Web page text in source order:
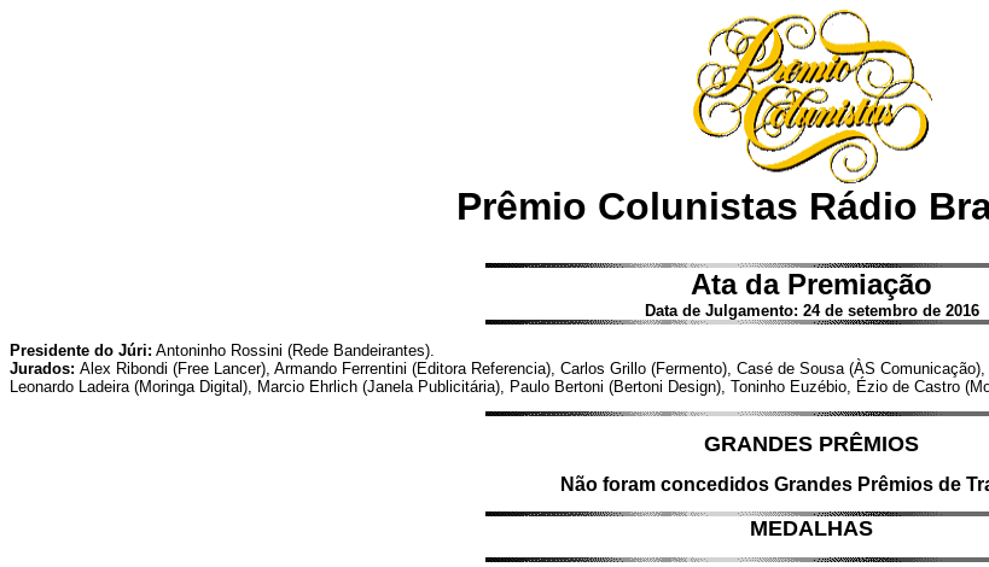
Prêmio Colunistas Rádio
Ata da Premiação
Data de Julgamento: 24 de setembro de 2016
Presidente do Júri: Antoninho Rossini (Rede Bandeirantes).
Jurados: Alex Ribondi (Free Lancer), Armando Ferrentini (Editora Referencia), Carlos Grillo (Fermento), Casé de Sousa (ÀS
Leonardo Ladeira (Moringa Digital), Marcio Ehrlich (Janela Publicitária), Paulo Bertoni (Bertoni Design), Toninho Euzébio, Ézio de Castro
GRANDES PRÊMIOS
Não foram concedidos Grandes Prêmios de
MEDALHAS